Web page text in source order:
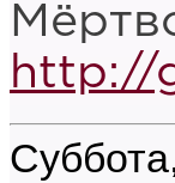
http://